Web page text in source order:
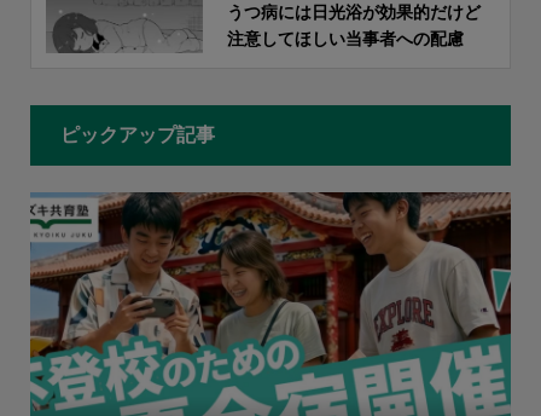
うつ病には日光浴が効果的だけど
注意してほしい当事者への配慮
ピックアップ記事